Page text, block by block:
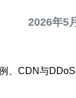
2026年5
、CDN与